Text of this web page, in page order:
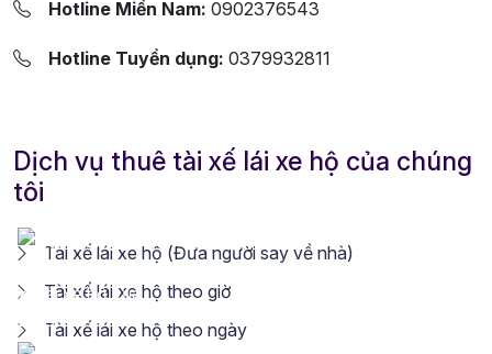
Hotline Miền Nam: 0902376543
Hotline Tuyển dụng: 0379932811
Dịch vụ thuê tài xế lái xe hộ của chúng
tôi
Tài xế lái xe hộ (Đưa người say về nhà)
Tài xế lái xe hộ theo giờ
Tài xế lái xe hộ theo ngày